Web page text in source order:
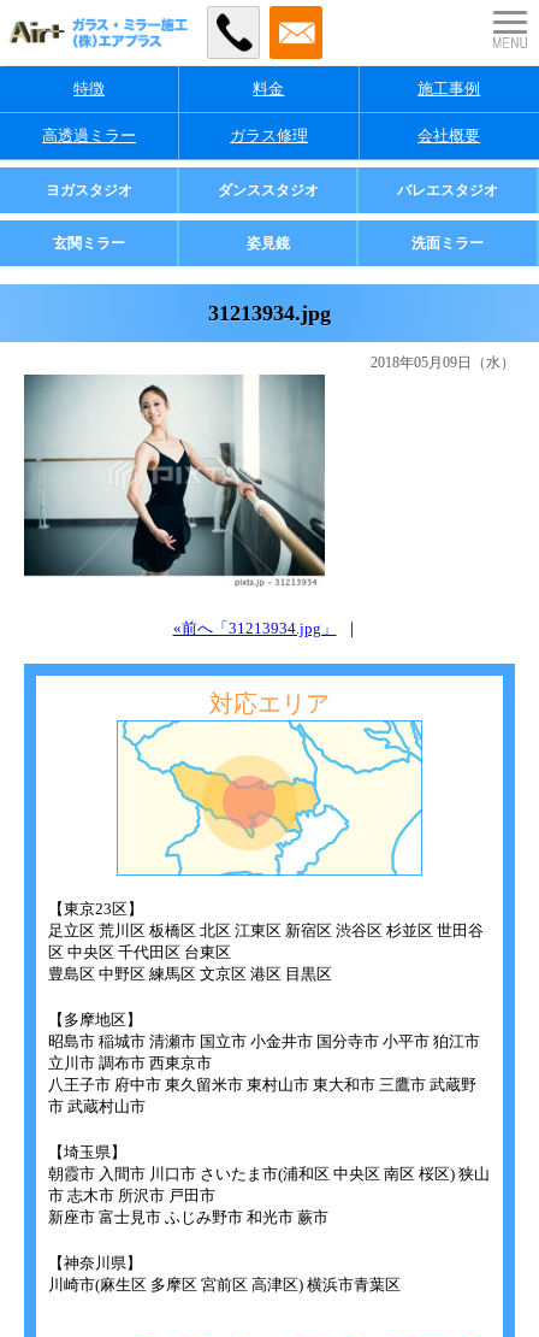
特徴 料金 施工事例
高透過ミラー ガラス修理 会社概要
業者様・店舗様向け
ヨガスタジオ ダンススタジオ バレエスタジオ
ご家庭用
玄関ミラー 姿見鏡 洗面ミラー
31213934.jpg
2018年05月09日（水）
«前へ「31213934.jpg」 ｜
対応エリア
【東京23区】
足立区 荒川区 板橋区 北区 江東区 新宿区 渋谷区 杉並区 世田谷
区 中央区 千代田区 台東区
豊島区 中野区 練馬区 文京区 港区 目黒区
【多摩地区】
昭島市 稲城市 清瀬市 国立市 小金井市 国分寺市 小平市 狛江市
立川市 調布市 西東京市
八王子市 府中市 東久留米市 東村山市 東大和市 三鷹市 武蔵野
市 武蔵村山市
【埼玉県】
朝霞市 入間市 川口市 さいたま市(浦和区 中央区 南区 桜区) 狭山
市 志木市 所沢市 戸田市
新座市 富士見市 ふじみ野市 和光市 蕨市
【神奈川県】
川崎市(麻生区 多摩区 宮前区 高津区) 横浜市青葉区